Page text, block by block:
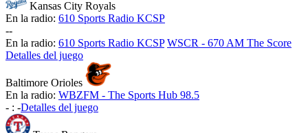
Kansas City Royals
En la radio: 610 Sports Radio KCSP
--
En la radio: 610 Sports Radio KCSP WSCR - 670 AM The Score
Detalles del juego
Baltimore Orioles
En la radio: WBZFM - The Sports Hub 98.5
- : -Detalles del juego